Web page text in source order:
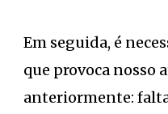
Em seguida, é
que provoca nosso
anteriormente: